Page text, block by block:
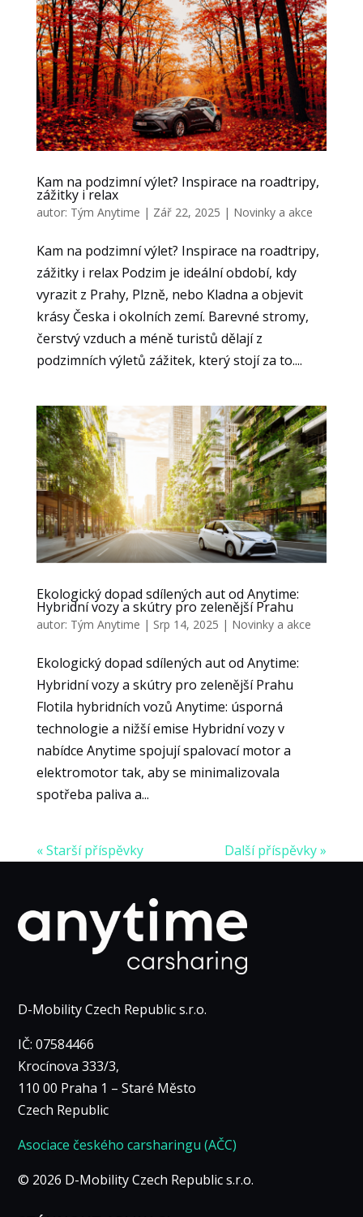
Kam na podzimní výlet? Inspirace na roadtripy,
zážitky i relax
autor: Tým Anytime | Zář 22, 2025 | Novinky a akce
Kam na podzimní výlet? Inspirace na roadtripy,
zážitky i relax Podzim je ideální období, kdy
vyrazit z Prahy, Plzně, nebo Kladna a objevit
krásy Česka i okolních zemí. Barevné stromy,
čerstvý vzduch a méně turistů dělají z
podzimních výletů zážitek, který stojí za to....
Ekologický dopad sdílených aut od Anytime:
Hybridní vozy a skútry pro zelenější Prahu
autor: Tým Anytime | Srp 14, 2025 | Novinky a akce
Ekologický dopad sdílených aut od Anytime:
Hybridní vozy a skútry pro zelenější Prahu
Flotila hybridních vozů Anytime: úsporná
technologie a nižší emise Hybridní vozy v
nabídce Anytime spojují spalovací motor a
elektromotor tak, aby se minimalizovala
spotřeba paliva a...
« Starší příspěvky Další příspěvky »
D-Mobility Czech Republic s.r.o.
IČ: 07584466
Krocínova 333/3,
110 00 Praha 1 – Staré Město
Czech Republic
Asociace českého carsharingu (AČC)
© 2026 D-Mobility Czech Republic s.r.o.